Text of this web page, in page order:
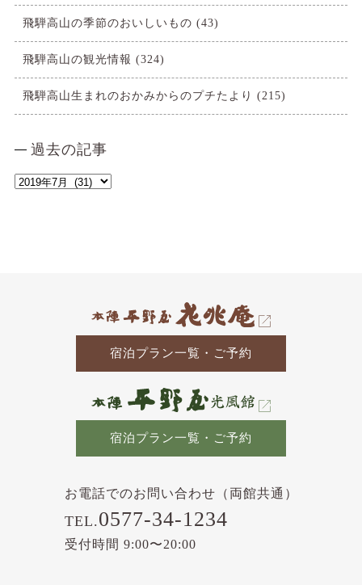
飛騨高山の季節のおいしいもの (43)
飛騨高山の観光情報 (324)
飛騨高山生まれのおかみからのプチたより (215)
過去の記事
過
宿泊プラン一覧・ご予約
宿泊プラン一覧・ご予約
お電話でのお問い合わせ（両館共通）
TEL.0577-34-1234
受付時間 9:00〜20:00